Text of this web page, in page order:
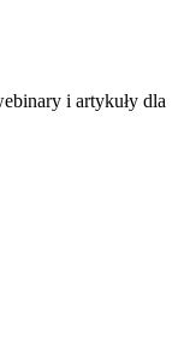
i artykuły dla